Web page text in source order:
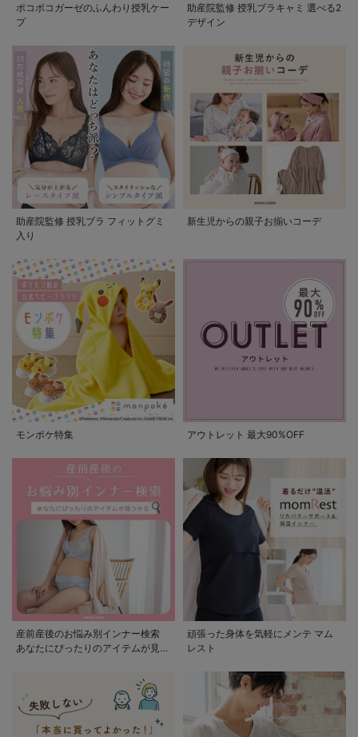
ポコポコガーゼのふんわり授乳ケー
プ
助産院監修 授乳ブラキャミ 選べる2
デザイン
助産院監修 授乳ブラ フィットグミ
入り
新生児からの親子お揃いコーデ
モンポケ特集 アウトレット 最大90%OFF
産前産後のお悩み別インナー検索
あなたにぴったりのアイテムが見つ
頑張った身体を気軽にメンテ マム
レスト